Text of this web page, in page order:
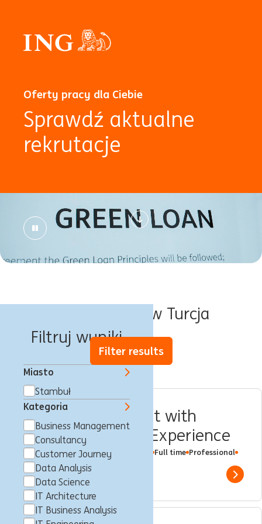
Oferty pracy dla Ciebie
Sprawdź aktualne
rekrutacje
Filtruj wyniki
Miasto
Stambuł
Kategoria
Business Management
Consultancy
Customer Journey
Data Analysis
Data Science
IT Architecture
IT Business Analysis
Oferty pracy w Turcja
Filter results
IT Business Analyst with
Payment System Experience
Stambuł, Turcja IT Business Analysis Full time Professional
ING Hubs
Show